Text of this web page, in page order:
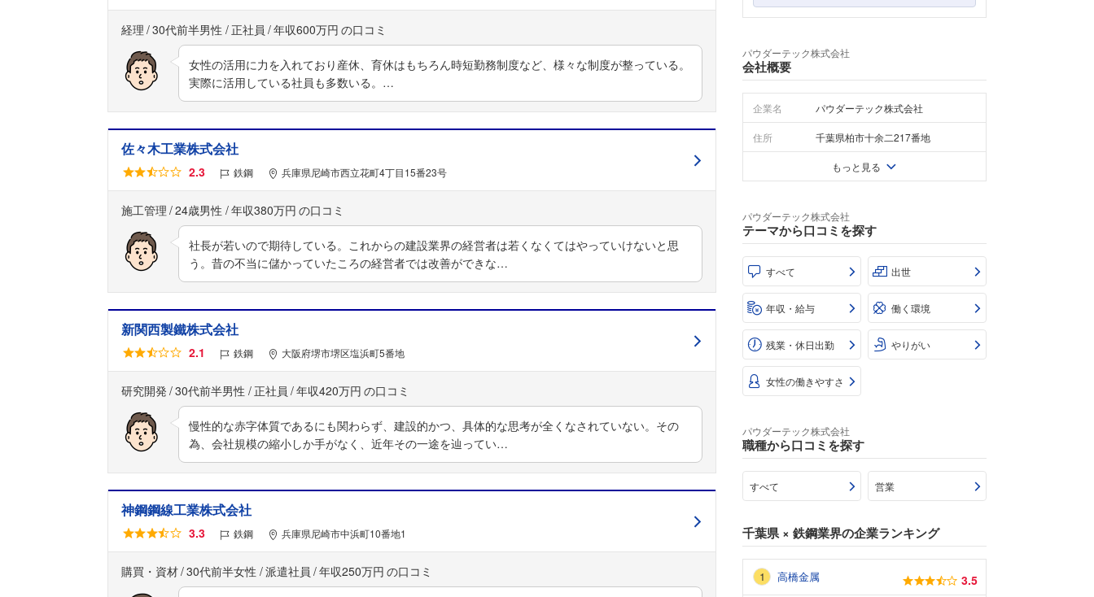
経理 30代前半男性 正社員 年収600万円
女性の活用に力を入れており産休、育休はもちろん時短勤務制度など、様々な制度が整っている。
実際に活用している社員も多数いる。…
佐々木工業株式会社
2.3 鉄鋼 兵庫県尼崎市西立花町4丁目15番23号
施工管理 24歳男性 年収380万円
社長が若いので期待している。これからの建設業界の経営者は若くなくてはやっていけないと思
う。昔の不当に儲かっていたころの経営者では改善ができな…
新関西製鐵株式会社
2.1 鉄鋼 大阪府堺市堺区塩浜町5番地
研究開発 30代前半男性 正社員 年収420万円
慢性的な赤字体質であるにも関わらず、建設的かつ、具体的な思考が全くなされていない。その
為、会社規模の縮小しか手がなく、近年その一途を辿ってい…
神鋼鋼線工業株式会社
3.3 鉄鋼 兵庫県尼崎市中浜町10番地1
購買・資材 30代前半女性 派遣社員 年収250万円
パウダーテック株式会社
会社概要
企業名 パウダーテック株式会社
住所 千葉県柏市十余二217番地
もっと見る
パウダーテック株式会社
テーマから口コミを探す
すべて 出世
年収・給与 働く環境
残業・休日出勤 やりがい
女性の働きやすさ
パウダーテック株式会社
職種から口コミを探す
すべて 営業
千葉県× 鉄鋼業界の企業ランキング
高橋金属 3.5